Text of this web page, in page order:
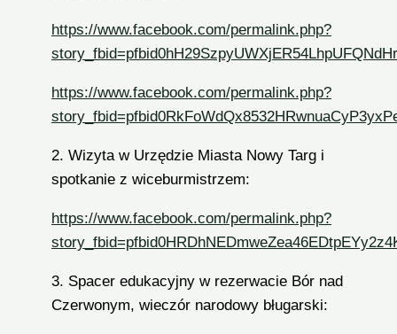
https://www.facebook.com/permalink.php?
https://www.facebook.com/permalink.php?
2. Wizyta w Urzędzie Miasta Nowy Targ i
spotkanie z wiceburmistrzem:
https://www.facebook.com/permalink.php?
3. Spacer edukacyjny w rezerwacie Bór nad
Czerwonym, wieczór narodowy bługarski: